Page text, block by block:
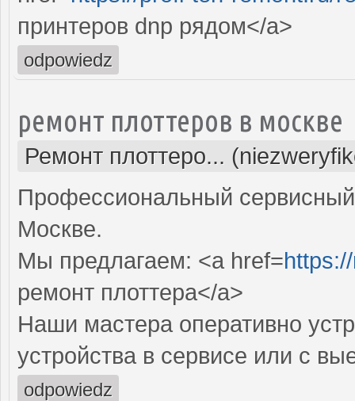
принтеров dnp рядом</a>
odpowiedz
ремонт плоттеров в москве
Ремонт плоттеро...
Профессиональный
Москве.
Мы предлагаем: <a href=
ремонт плоттера</a>
Наши мастера оперативно
устройства в сервисе или с
odpowiedz